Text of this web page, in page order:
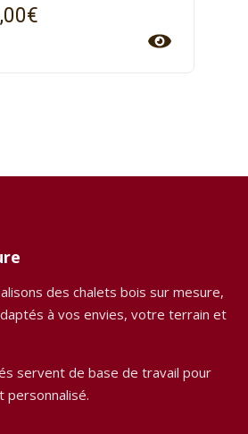
€
des chalets bois sur mesure,
à vos envies, votre terrain et
servent de base de travail pour